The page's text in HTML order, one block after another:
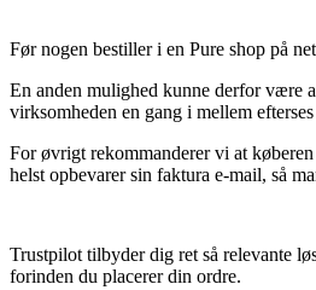
Før nogen bestiller i en Pure shop på
En anden mulighed kunne derfor være
virksomheden en gang i mellem
For øvrigt rekommanderer vi at
helst opbevarer sin faktura e-mail, så
Trustpilot tilbyder dig ret så relevante
forinden du placerer din ordre.